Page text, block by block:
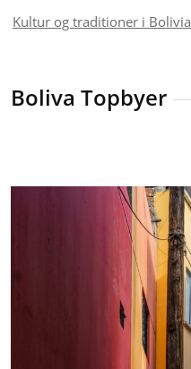
Kultur og traditioner i Bolivia
Boliva Topbyer